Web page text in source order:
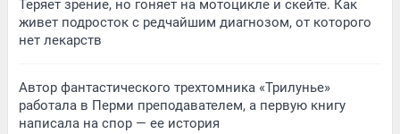
Теряет зрение, но гоняет на мотоцикле и скейте. Как
живет подросток с редчайшим диагнозом, от которого
нет лекарств
Автор фантастического трехтомника «Трилунье»
работала в Перми преподавателем, а первую книгу
написала на спор — ее история